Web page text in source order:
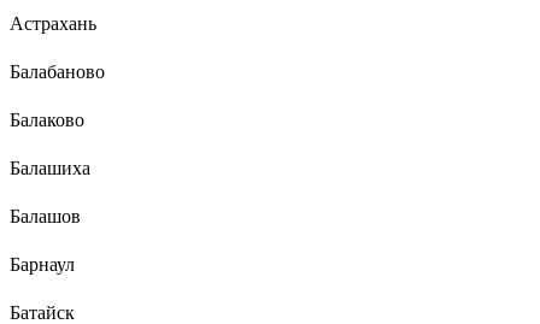
Астрахань
Балабаново
Балаково
Балашиха
Балашов
Барнаул
Батайск